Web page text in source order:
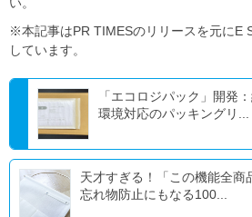
い。
※本記事はPR TIMESのリリースを元にE
しています。
「エコロジパック」開発
環境対応のパッキングリ...
天才すぎる！「この機能全商
忘れ物防止にもなる100...